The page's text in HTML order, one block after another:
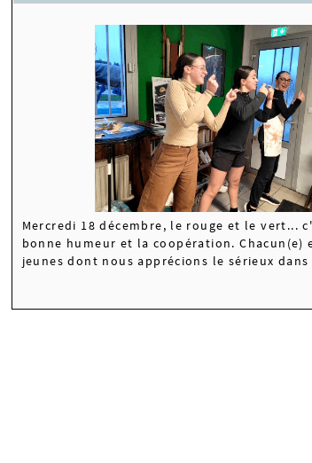
Mercredi 18 décembre, le rouge et le
bonne humeur et la coopération.
jeunes dont nous apprécions le sérieux